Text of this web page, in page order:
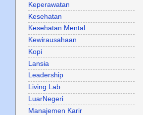
Keperawatan
Kesehatan
Kesehatan Mental
Kewirausahaan
Kopi
Lansia
Leadership
Living Lab
LuarNegeri
Manajemen Karir